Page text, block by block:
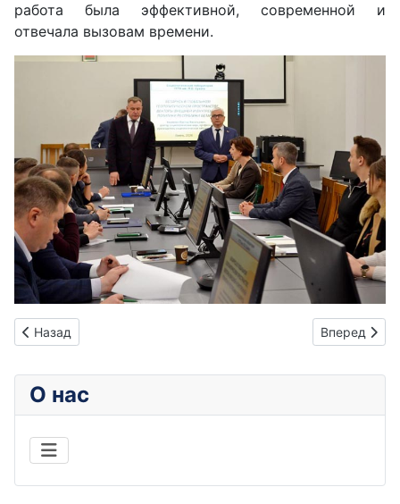
О нас
работа была эффективной, современной и
отвечала вызовам времени.
Предыдущий: В ИПКиП завершилось повышение
Назад Следующий:
Вперед